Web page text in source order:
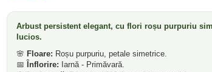
Arbust persistent elegant, cu flori roșu purpuriu
lucios.
🌸 Floare: Roșu purpuriu, petale simetrice.
📅
Înflorire: Iarnă - Primăvară.